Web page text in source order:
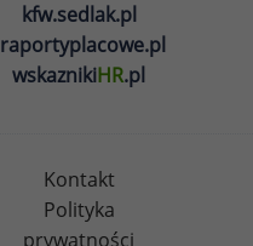
kfw.sedlak.pl
raportyplacowe.pl
wskaznikiHR.pl
Kontakt
Polityka
prywatności